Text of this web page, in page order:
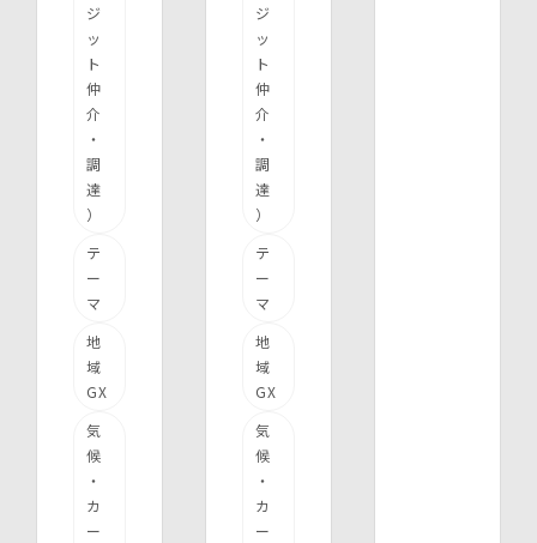
ジ
ッ
ト
仲
介
・
調
達
）
テ
ー
マ
地
域
GX
気
候
・
カ
ー
ジ
ッ
ト
仲
介
・
調
達
）
テ
ー
マ
地
域
GX
気
候
・
カ
ー